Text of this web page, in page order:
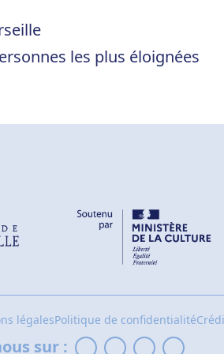
les plus éloignées
légalesPolitique de confidentialité
sur :